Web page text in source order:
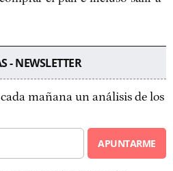
- NEWSLETTER
mañana un análisis de los
APUNTARME